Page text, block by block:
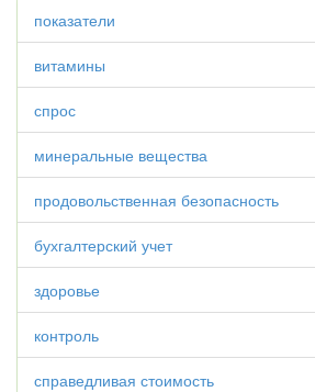
показатели
витамины
спрос
минеральные вещества
продовольственная безопасность
бухгалтерский учет
здоровье
контроль
справедливая стоимость